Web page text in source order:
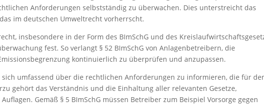
Anforderungen selbstständig zu überwachen. Dies unterstreicht das
im deutschen Umweltrecht vorherrscht.
insbesondere in der Form des BImSchG und des
fest. So verlangt § 52 BImSchG von Anlagenbetreibern, die
kontinuierlich zu überprüfen und anzupassen.
sich umfassend über die rechtlichen Anforderungen zu informieren, die für
gehört das Verständnis und die Einhaltung aller relevanten Gesetze,
Gemäß § 5 BImSchG müssen Betreiber zum Beispiel Vorsorge gegen